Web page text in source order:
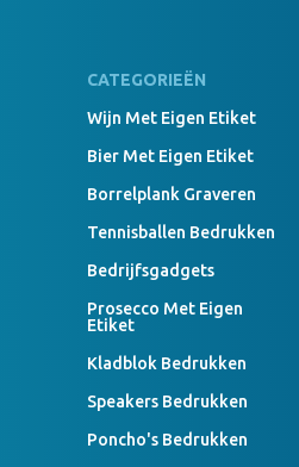
CATEGORIEËN
Wijn Met Eigen Etiket
Bier Met Eigen Etiket
Borrelplank Graveren
Tennisballen Bedrukken
Bedrijfsgadgets
Prosecco Met Eigen
Etiket
Kladblok Bedrukken
Speakers Bedrukken
Poncho's Bedrukken